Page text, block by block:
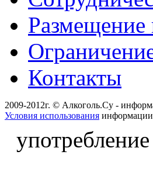
Контакты
2009-2012г. © Алкоголь.Су -
Условия использования информации